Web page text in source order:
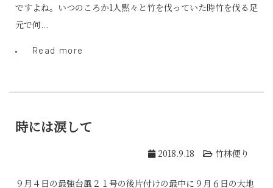
ですよね。いつのころか1人黙々と竹を伐っていた時竹を伐る足
元で何...
Read more
時には涙して
2018.9.18 竹林便り
９月４日の最強台風２１号の後片付けの最中に９月６日の大地